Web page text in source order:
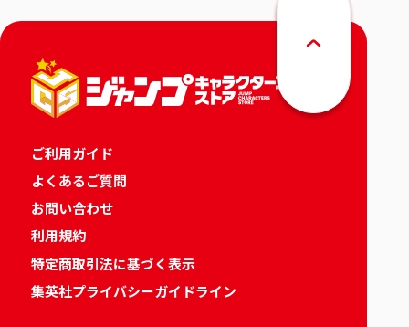
ご利用ガイド
よくあるご質問
お問い合わせ
利用規約
特定商取引法に基づく表示
集英社プライバシーガイドライン